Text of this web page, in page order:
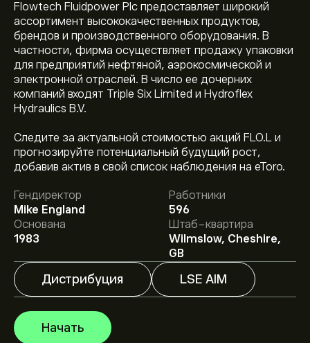
Flowtech Fluidpower Plc предоставляет широкий
ассортимент высококачественных продуктов,
брендов и производственного оборудования. В
частности, фирма осуществляет продажу упаковки
для предприятий нефтяной, аэрокосмической и
электронной отраслей. В число ее дочерних
компаний входят Triple Six Limited и Hydroflex
Hydraulics B.V.
Следите за актуальной стоимостью акций FLO.L и
прогнозируйте потенциальный будущий рост,
добавив актив в свой список наблюдения на eToro.
Гендиректор
Mike England
Работники
596
Основана
1983
Штаб-квартира
Wilmslow, Cheshire,
GB
Дистрибуция LSE AIM
Начать
Текущая цена акции FLO.L составляет 62.00‎p‎.
Средняя целевая цена акции Flowtech Fluidpower Plc
составляет 62.00‎p‎.
Зарегистрируйтесьна eToro,
чтобы получить подробные прогнозы и целевые
Аналитики предоставляют прогнозы по акции
Flowtech Fluidpower Plc, основываясь на рыночных
тенденциях, финансовых отчетах и
предполагаемом росте. Ознакомьтесь с последним
прогнозом для будущих изменений цены.
Рыночная капитализация Flowtech Fluidpower Plc —